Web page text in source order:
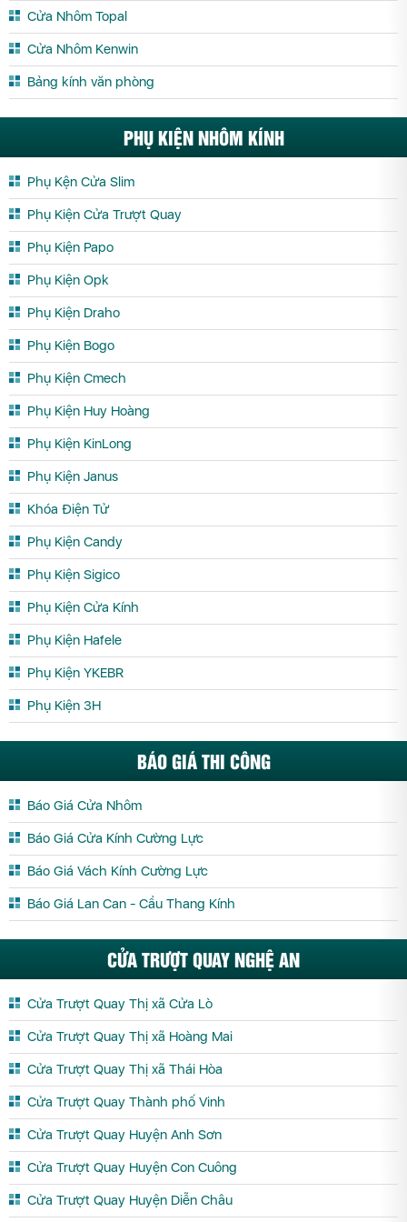
Cửa Trượt Quay Vĩnh Long Cửa Trượt Quay Vĩnh Phúc
Cửa Trượt Quay Yên Bái
Cửa Nhôm Topal
Cửa Nhôm Kenwin
Bảng kính văn phòng
PHỤ KIỆN NHÔM KÍNH
Phụ Kện Cửa Slim
Phụ Kiện Cửa Trượt Quay
Phụ Kiện Papo
Phụ Kiện Opk
Phụ Kiện Draho
Phụ Kiện Bogo
Phụ Kiện Cmech
Phụ Kiện Huy Hoàng
Phụ Kiện KinLong
Phụ Kiện Janus
Khóa Điện Tử
Phụ Kiện Candy
Phụ Kiện Sigico
Phụ Kiện Cửa Kính
Phụ Kiện Hafele
Phụ Kiện YKEBR
Phụ Kiện 3H
BÁO GIÁ THI CÔNG
Báo Giá Cửa Nhôm
Báo Giá Cửa Kính Cường Lực
Báo Giá Vách Kính Cường Lực
Báo Giá Lan Can - Cầu Thang Kính
CỬA TRƯỢT QUAY NGHỆ AN
Cửa Trượt Quay Thị xã Cửa Lò
Cửa Trượt Quay Thị xã Hoàng Mai
Cửa Trượt Quay Thị xã Thái Hòa
Cửa Trượt Quay Thành phố Vinh
Cửa Trượt Quay Huyện Anh Sơn
Cửa Trượt Quay Huyện Con Cuông
Cửa Trượt Quay Huyện Diễn Châu